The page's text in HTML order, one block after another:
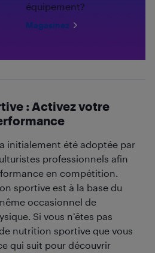
équipement?
Magasinez
: Activez votre
initialement été adoptée par
professionnels afin
en compétition.
sportive est à la base du
occasionnel de
Si vous n’êtes pas
nutrition sportive que vous
qui suit pour découvrir